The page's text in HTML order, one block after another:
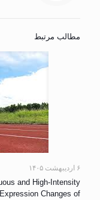
مطالب مرتبط
۶ اردیبهشت ۱۴۰۵
and High-Intensity
Changes of